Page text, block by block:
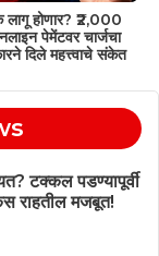
होणार? ₹2,000
पेमेंटवर चार्जचा
दिले महत्त्वाचे संकेत
टक्कल पडण्यापूर्वी
राहतील मजबूत!